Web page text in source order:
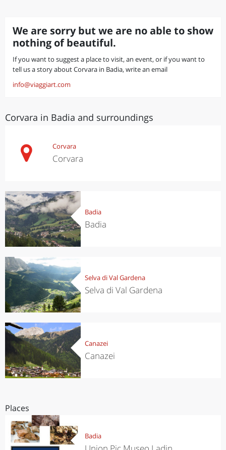
We are sorry but we are no able to show
nothing of beautiful.
If you want to suggest a place to visit, an event, or if you want to
tell us a story about Corvara in Badia, write an email
info@viaggiart.com
Corvara in Badia and surroundings
Corvara
Corvara
Badia
Badia
Selva di Val Gardena
Selva di Val Gardena
Canazei
Canazei
Places
Badia